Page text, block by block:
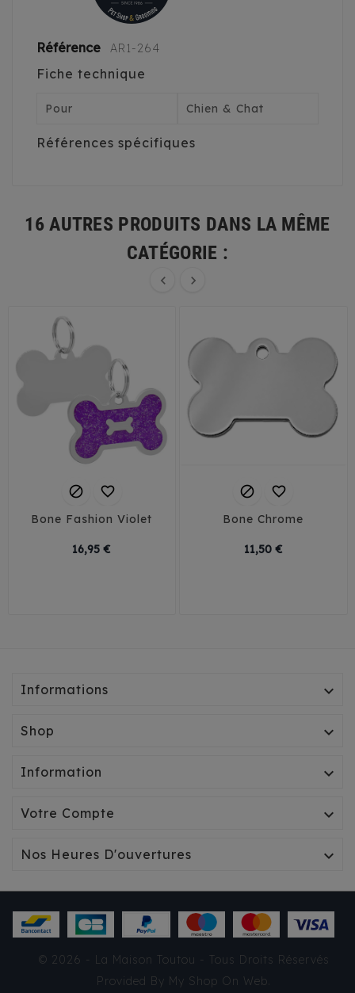
Référence AR1-264
Fiche technique
Pour Chien & Chat
Références spécifiques
16 AUTRES PRODUITS DANS LA MÊME
CATÉGORIE :
 
 
Bone Fashion Violet
16,95 €
 
Bone Chrome
11,50 €Prix
Informations 
Shop 
Information 
Votre Compte 
Nos Heures D'ouvertures 
© 2026 - La Maison Toutou - Tous Droits Réservés
Provided By My Shop On Web